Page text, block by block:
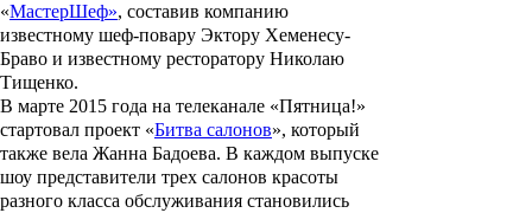
«МастерШеф», составив компанию
известному шеф-повару Эктору Хеменесу-
Браво и известному ресторатору Николаю
Тищенко.
В марте 2015 года на телеканале «Пятница!»
стартовал проект «Битва салонов», который
также вела Жанна Бадоева. В каждом выпуске
шоу представители трех салонов красоты
разного класса обслуживания становились